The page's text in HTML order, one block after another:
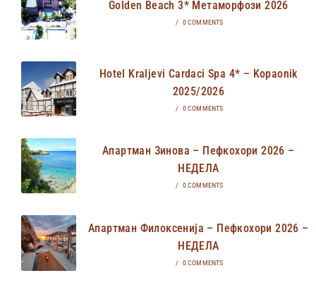
Golden Beach 3* Метаморфози 2026
/ 0 COMMENTS
Hotel Kraljevi Cardaci Spa 4* – Kopaonik
2025/2026
/ 0 COMMENTS
Апартман Зинова – Пефкохори 2026 –
НЕДЕЛА
/ 0 COMMENTS
Апартман Филоксенија – Пефкохори 2026 –
НЕДЕЛА
/ 0 COMMENTS